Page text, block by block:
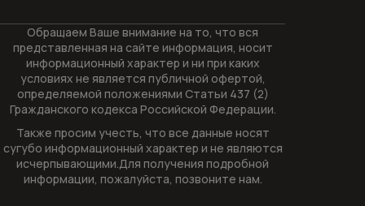
Оплата и доставка
Акции
О компании
Контакты
Обращаем Ваше внимание на то, что вся
представленная на сайте информация, носит
информационный характер и ни при каких
условиях не является публичной офертой,
определяемой положениями Статьи 437 (2)
Гражданского кодекса Российской Федерации.
Также просим учесть, что все данные носят
сугубо информационный характер и не являются
исчерпывающими.Для получения подробной
информации, пожалуйста, позвоните нам.